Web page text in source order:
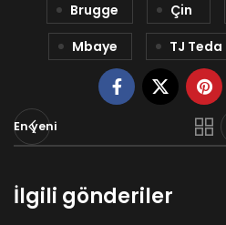
Brugge Çin
Mbaye
TJ Teda
En yeni
İlgili gönderiler